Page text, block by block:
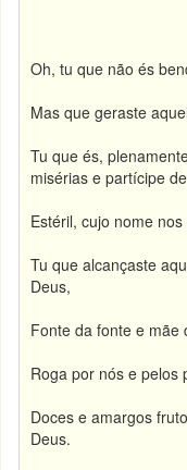
Oh, tu que não és
Mas que geraste
Tu que és,
misérias e partícipe
Estéril, cujo nome
Tu que alcançaste
Deus,
Fonte da fonte e mãe
Roga por nós e pelos
Doces e amargos
Deus.